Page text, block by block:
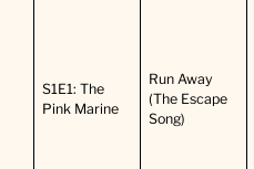
S1E1: The
Pink Marine
Run Away
(The Escape
Song)